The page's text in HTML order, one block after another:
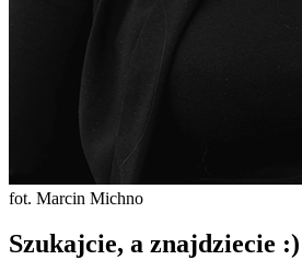
fot. Marcin Michno
Szukajcie, a znajdziecie :)